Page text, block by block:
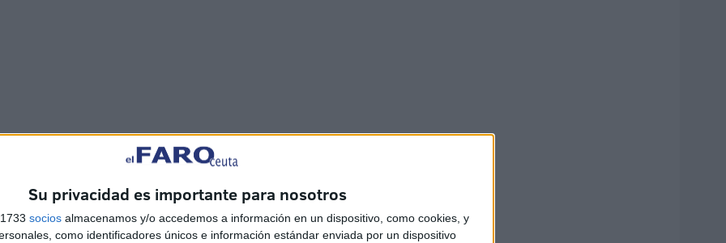
Su privacidad es importante para nosotros
socios almacenamos y/o accedemos a información en un dispositivo, como cookies, y
como identificadores únicos e información estándar enviada por un dispositivo
de esta primera feria como culminación de un
escolar.